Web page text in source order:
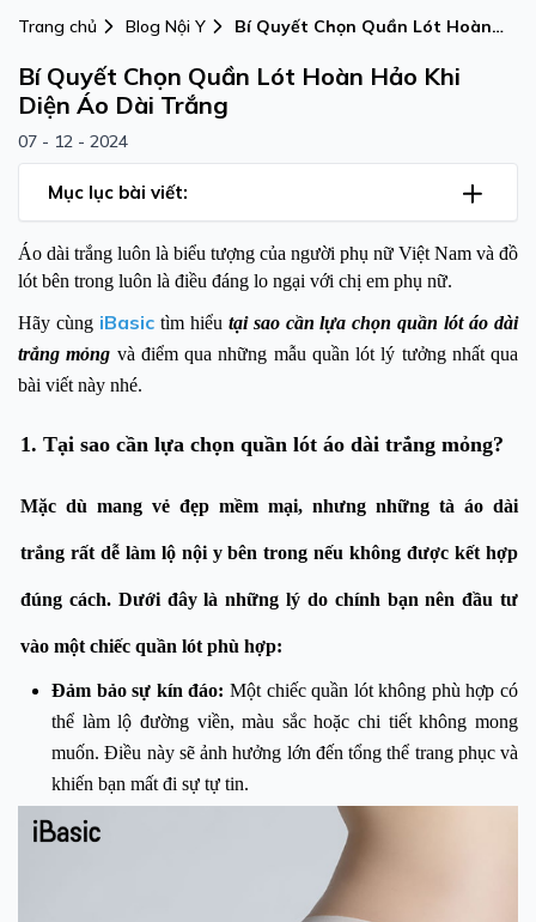
Trang chủ Blog Nội Y
Bí Quyết Chọn Quần Lót Hoàn
Bí Quyết Chọn Quần Lót Hoàn Hảo Khi
Diện Áo Dài Trắng
07 - 12 - 2024
Mục lục bài viết:
Áo dài trắng luôn là biểu tượng của người phụ nữ Việt Nam và đồ
lót bên trong luôn là điều đáng lo ngại với chị em phụ nữ.
Hãy cùng iBasic tìm hiểu tại sao cần lựa chọn quần lót áo dài
trắng mỏng và điểm qua những mẫu quần lót lý tưởng nhất qua
bài viết này nhé.
1. Tại sao cần lựa chọn quần lót áo dài trắng mỏng?
Mặc dù mang vẻ đẹp mềm mại, nhưng những tà áo dài
trắng rất dễ làm lộ nội y bên trong nếu không được kết hợp
đúng cách. Dưới đây là những lý do chính bạn nên đầu tư
vào một chiếc quần lót phù hợp:
Đảm bảo sự kín đáo: Một chiếc quần lót không phù hợp có
thể làm lộ đường viền, màu sắc hoặc chi tiết không mong
muốn. Điều này sẽ ảnh hưởng lớn đến tổng thể trang phục và
khiến bạn mất đi sự tự tin.